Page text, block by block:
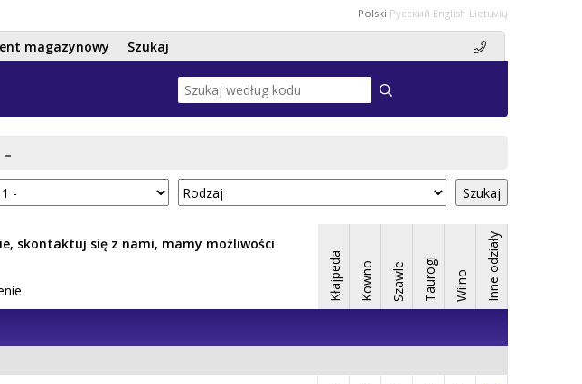
Polski Русский English Lietuvių
magazynowy Szukaj
Szukaj
skontaktuj się z nami, mamy możliwości
Kłajpeda Kowno Szawle Taurogi Wilno Inne odziały